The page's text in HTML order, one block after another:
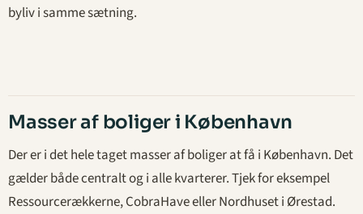
byliv i samme sætning.
Masser af boliger i København
Der er i det hele taget masser af boliger at få i København. Det
gælder både centralt og i alle kvarterer. Tjek for eksempel
Ressourcerækkerne, CobraHave eller Nordhuset i Ørestad.